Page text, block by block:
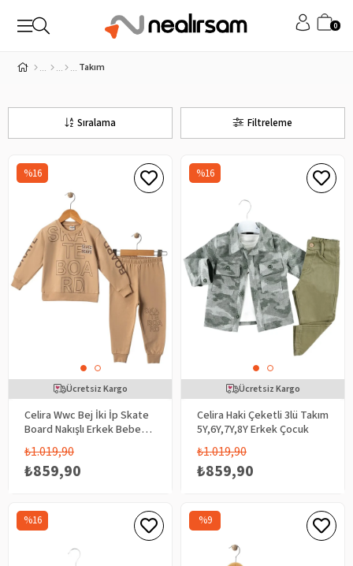
0
Takım
Filtreleme
Sıralama
Celira Wwc Bej İki İp Skate
Board Nakışlı Erkek Bebek
Takım
₺859,90
₺1.019,90
%16
Ücretsiz Kargo
Celira Haki Çeketli 3lü Takım
5Y,6Y,7Y,8Y Erkek Çocuk
₺859,90
₺1.019,90
%16
Ücretsiz Kargo
%16 %9